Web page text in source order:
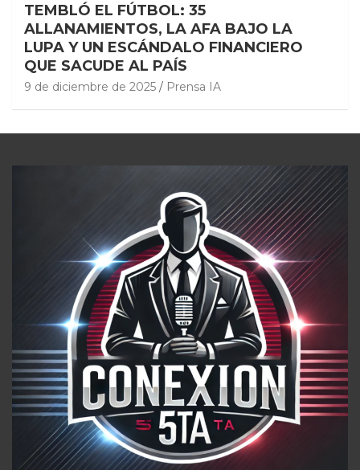
TEMBLÓ EL FÚTBOL: 35
ALLANAMIENTOS, LA AFA BAJO LA
LUPA Y UN ESCÁNDALO FINANCIERO
QUE SACUDE AL PAÍS
9 de diciembre de 2025 Prensa IA